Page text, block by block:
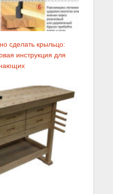
сделать крыльцо:
инструкция для